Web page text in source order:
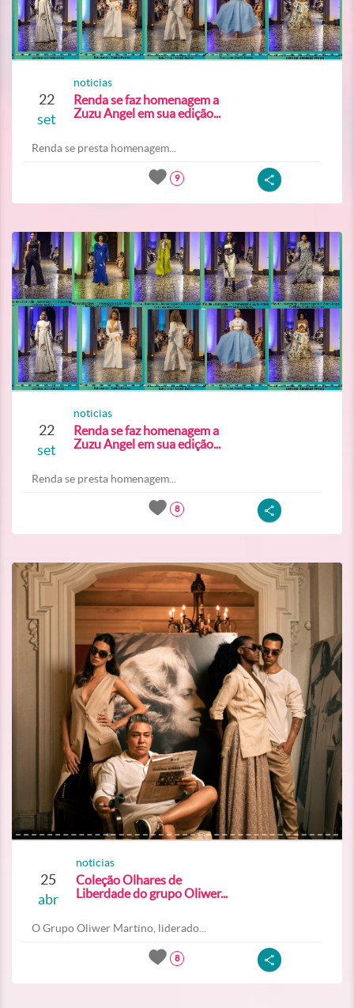
22
set
noticias
Renda se faz homenagem a
Zuzu Angel em sua edição...
Renda se presta homenagem...
9
22
set
noticias
Renda se faz homenagem a
Zuzu Angel em sua edição...
Renda se presta homenagem...
8
25
abr
noticias
Coleção Olhares de
Liberdade do grupo Oliwer...
O Grupo Oliwer Martino, liderado...
8